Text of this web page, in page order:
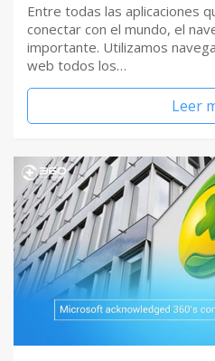
Entre todas las aplicaciones
conectar con el mundo, el
importante. Utilizamos
web todos los…
Leer